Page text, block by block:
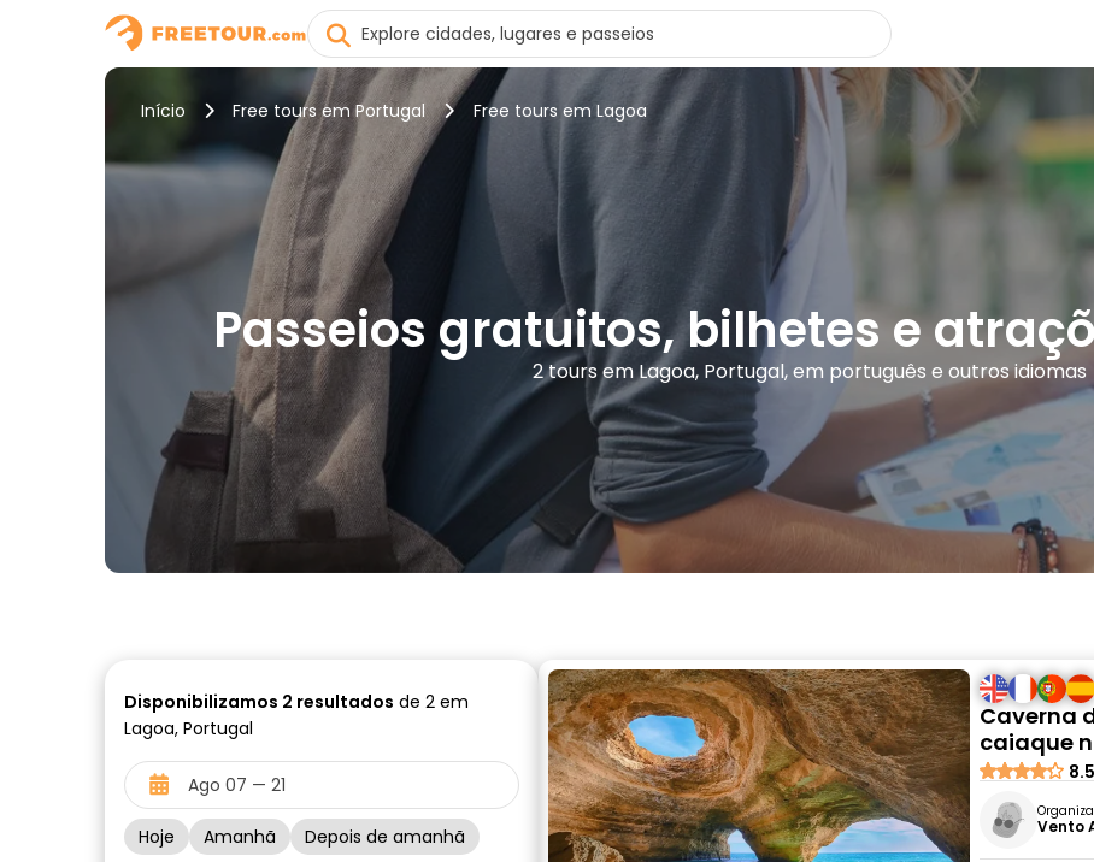
Início Free tours em Portugal Free tours em Lagoa
Passeios gratuitos, bilhetes e
2 tours em Lagoa, Portugal, em português e outros idiomas
Disponibilizamos 2 resultados de 2 em
Lagoa, Portugal
Hoje Amanhã Depois de amanhã
Caverna
caiaque
8.5
Vento